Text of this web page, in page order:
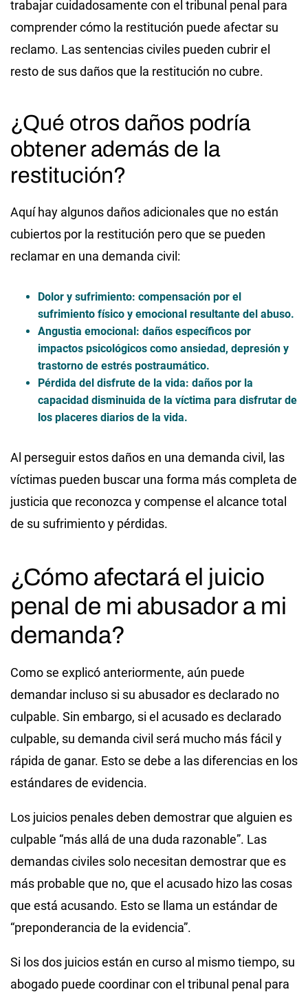
trabajar cuidadosamente con el tribunal penal para
comprender cómo la restitución puede afectar su
reclamo. Las sentencias civiles pueden cubrir el
resto de sus daños que la restitución no cubre.
¿Qué otros daños podría
obtener además de la
restitución?
Aquí hay algunos daños adicionales que no están
cubiertos por la restitución pero que se pueden
reclamar en una demanda civil:
Dolor y sufrimiento: compensación por el
sufrimiento físico y emocional resultante del abuso.
Angustia emocional: daños específicos por
impactos psicológicos como ansiedad, depresión y
trastorno de estrés postraumático.
Pérdida del disfrute de la vida: daños por la
capacidad disminuida de la víctima para disfrutar de
los placeres diarios de la vida.
Al perseguir estos daños en una demanda civil, las
víctimas pueden buscar una forma más completa de
justicia que reconozca y compense el alcance total
de su sufrimiento y pérdidas.
¿Cómo afectará el juicio
penal de mi abusador a mi
demanda?
Como se explicó anteriormente, aún puede
demandar incluso si su abusador es declarado no
culpable. Sin embargo, si el acusado es declarado
culpable, su demanda civil será mucho más fácil y
rápida de ganar. Esto se debe a las diferencias en los
estándares de evidencia.
Los juicios penales deben demostrar que alguien es
culpable “más allá de una duda razonable”. Las
demandas civiles solo necesitan demostrar que es
más probable que no, que el acusado hizo las cosas
que está acusando. Esto se llama un estándar de
“preponderancia de la evidencia”.
Si los dos juicios están en curso al mismo tiempo, su
abogado puede coordinar con el tribunal penal para